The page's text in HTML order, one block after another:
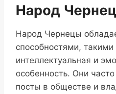
Народ
Народ Чернецы
способностями, такими
интеллектуальная и
особенность. Они
посты в обществе и